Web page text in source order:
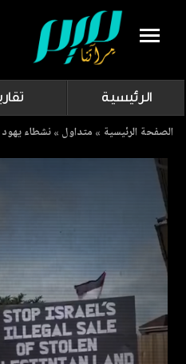
الرئيسية
Breadcrumb
الصفحة الرئيسية متداول نشطاء يهود